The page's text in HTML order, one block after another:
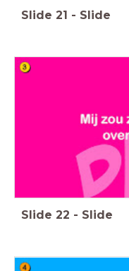
Slide 21 - Slide
Slide 22 - Slide